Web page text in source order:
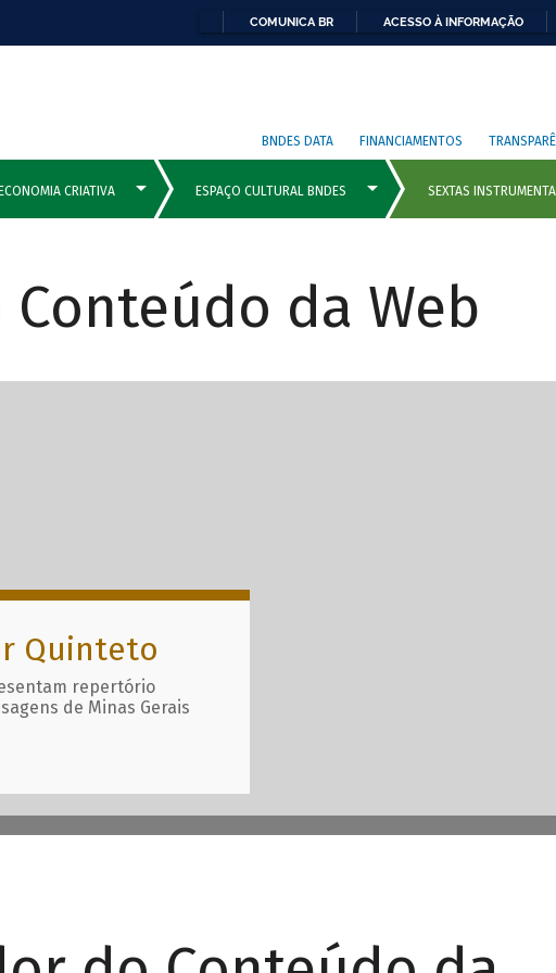
COMUNICA BR ACESSO À INFORMAÇÃO
BNDES DATA FINANCIAMENTOS
da Web
com
Quinteto
repertório
de Minas Gerais